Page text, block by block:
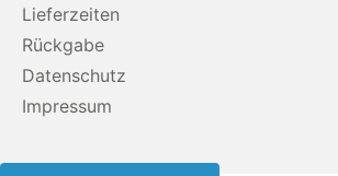
Lieferzeiten
Rückgabe
Datenschutz
Impressum